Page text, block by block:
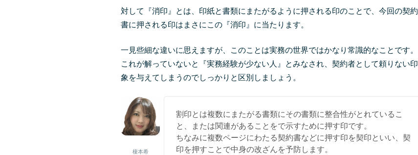
対して『消印』とは、印紙と書類にまたがるように押される印のことで、今回の契約
書に押される印はまさにこの『消印』に当たります。
一見些細な違いに思えますが、このことは実務の世界ではかなり常識的なことです。
これが解っていないと『実務経験が少ない人』とみなされ、契約者として頼りない印
象を与えてしまうのでしっかりと区別しましょう。
榎本希
割印とは複数にまたがる書類にその書類に整合性がとれているこ
と、または関連があることをで示すために押す印です。
ちなみに複数ページにわたる契約書などに押す印を契印といい、契
印を押すことで中身の改ざんを予防します。